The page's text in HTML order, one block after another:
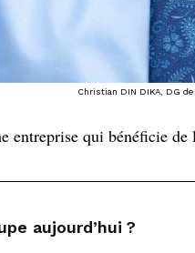
Christian DIN DIKA, DG
entreprise qui bénéficie
aujourd’hui ?